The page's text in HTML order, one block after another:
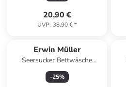
20,90 €
UVP: 38,90 €*
Erwin Müller
Seersucker Bettwäsche
Rosenheim in gelb
-25%